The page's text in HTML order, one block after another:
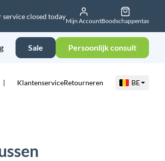
service closed today
Mijn AccountBoodschappentas
Sale Persoonlijk consult
KlantenserviceRetourneren BE